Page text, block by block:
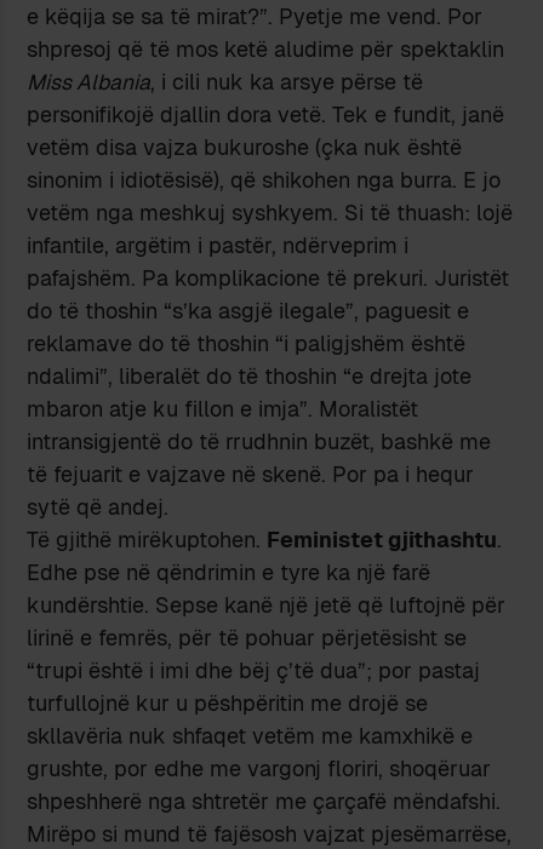
e këqija se sa të mirat?”. Pyetje me vend. Por
shpresoj që të mos ketë aludime për spektaklin
Miss Albania, i cili nuk ka arsye përse të
personifikojë djallin dora vetë. Tek e fundit, janë
vetëm disa vajza bukuroshe (çka nuk është
sinonim i idiotësisë), që shikohen nga burra. E jo
vetëm nga meshkuj syshkyem. Si të thuash: lojë
infantile, argëtim i pastër, ndërveprim i
pafajshëm. Pa komplikacione të prekuri. Juristët
do të thoshin “s’ka asgjë ilegale”, paguesit e
reklamave do të thoshin “i paligjshëm është
ndalimi”, liberalët do të thoshin “e drejta jote
mbaron atje ku fillon e imja”. Moralistët
intransigjentë do të rrudhnin buzët, bashkë me
të fejuarit e vajzave në skenë. Por pa i hequr
sytë që andej.
Të gjithë mirëkuptohen. Feministet gjithashtu.
Edhe pse në qëndrimin e tyre ka një farë
kundërshtie. Sepse kanë një jetë që luftojnë për
lirinë e femrës, për të pohuar përjetësisht se
“trupi është i imi dhe bëj ç’të dua”; por pastaj
turfullojnë kur u pëshpëritin me drojë se
skllavëria nuk shfaqet vetëm me kamxhikë e
grushte, por edhe me vargonj floriri, shoqëruar
shpeshherë nga shtretër me çarçafë mëndafshi.
Mirëpo si mund të fajësosh vajzat pjesëmarrëse,